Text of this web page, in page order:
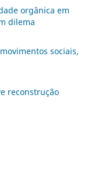
orgânica em
dilema
sociais,
reconstrução